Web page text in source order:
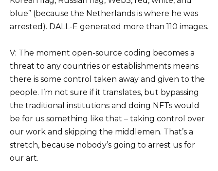
blue” (because the Netherlands is where he was
arrested). DALL-E generated more than 110 images.
V: The moment open-source coding becomes a
threat to any countries or establishments means
there is some control taken away and given to the
people. I’m not sure if it translates, but bypassing
the traditional institutions and doing NFTs would
be for us something like that – taking control over
our work and skipping the middlemen. That’s a
stretch, because nobody’s going to arrest us for
our art.